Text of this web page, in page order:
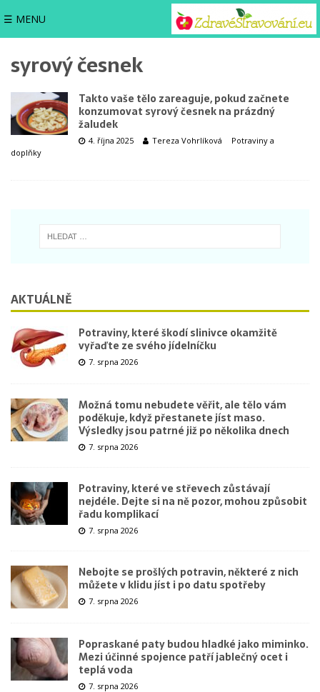
☰ MENU
syrový česnek
Takto vaše tělo zareaguje, pokud začnete
konzumovat syrový česnek na prázdný
žaludek
4. října 2025 Tereza Vohrlíková
Potraviny a
doplňky
AKTUÁLNĚ
Potraviny, které škodí slinivce okamžitě
vyřaďte ze svého jídelníčku
7. srpna 2026
Možná tomu nebudete věřit, ale tělo vám
poděkuje, když přestanete jíst maso.
Výsledky jsou patrné již po několika dnech
7. srpna 2026
Potraviny, které ve střevech zůstávají
nejdéle. Dejte si na ně pozor, mohou způsobit
řadu komplikací
7. srpna 2026
Nebojte se prošlých potravin, některé z nich
můžete v klidu jíst i po datu spotřeby
7. srpna 2026
Popraskané paty budou hladké jako miminko.
Mezi účinné spojence patří jablečný ocet i
teplá voda
7. srpna 2026